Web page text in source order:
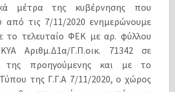
μέτρα της κυβέρνησης που
από τις 7/11/2020 ενημερώνουμε
το τελευταίο ΦΕΚ με αρ. φύλλου
Αριθμ.Δ1α/Γ.Π.οικ. 71342 σε
της προηγούμενης και με το
της Γ.Γ.Α 7/11/2020, ο χώρος